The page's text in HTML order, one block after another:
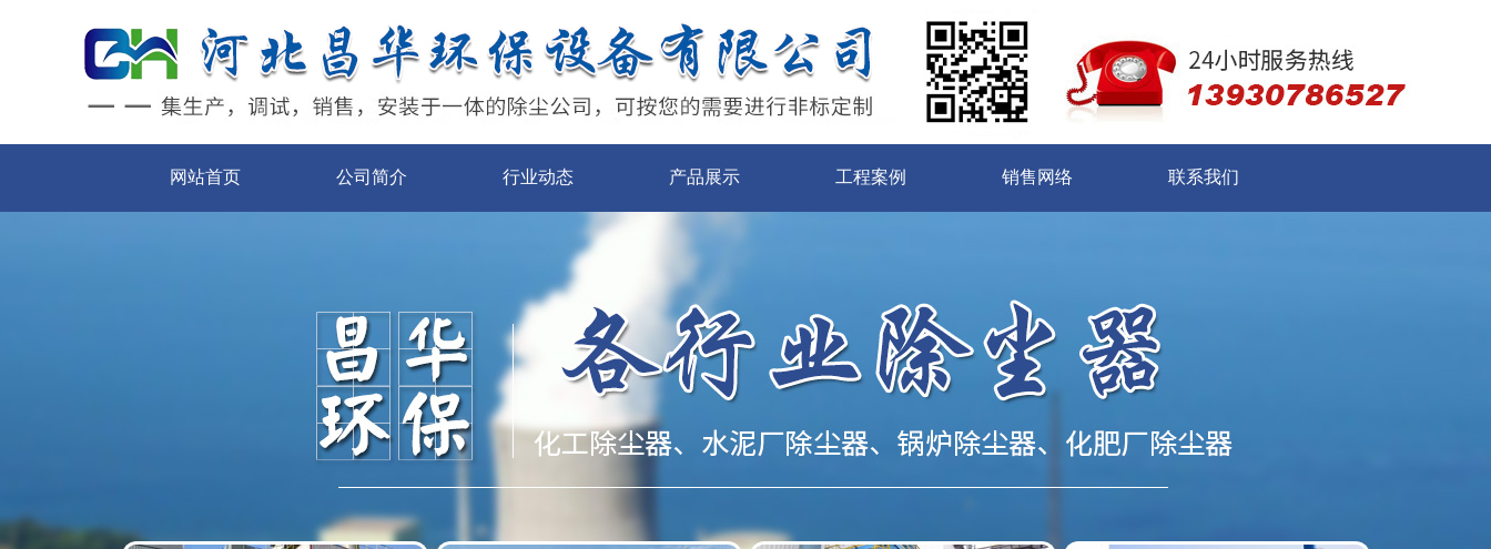
网站首页 公司简介 行业动态 产品展示 工程案例 销售网络 联系我们